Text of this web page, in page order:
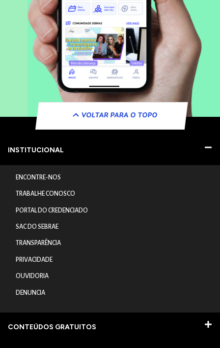
VOLTAR PARA O TOPO
INSTITUCIONAL
ENCONTRE-NOS
TRABALHE CONOSCO
PORTAL DO CREDENCIADO
SAC DO SEBRAE
TRANSPARÊNCIA
PRIVACIDADE
OUVIDORIA
DENUNCIA
CONTEÚDOS GRATUITOS